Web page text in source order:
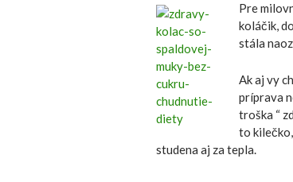
Pre
koláčik,
stála
Ak aj vy
príprava
troška “
to
studena aj za tepla.